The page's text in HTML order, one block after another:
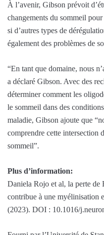
À l’avenir, Gibson prévoit
changements du sommeil
si d’autres types de
également des problèmes de
“En tant que domaine, nous
a déclaré Gibson. Avec des
déterminer comment les
le sommeil dans des
maladie, Gibson ajoute que
comprendre cette intersection
sommeil”.
Plus d’information:
Daniela Rojo et al, la perte
contribue à une myélinisation
(2023). DOI : 10.1016/